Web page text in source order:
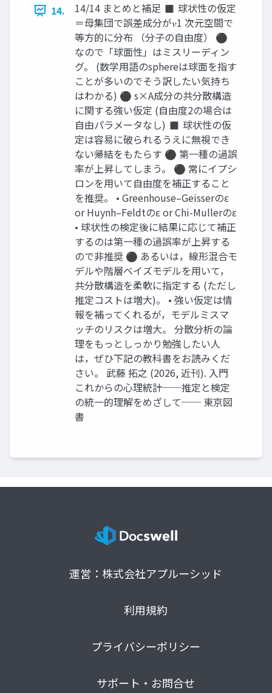
14.
14/14 まとめと補足 ◼ 球状性の仮定
＝母集団で誤差成分が𝜈1 次元空間で
等方的に分布 （分子の自由度） ⚫
なので「球面性」はミスリーディン
グ。 (数学用語のsphereは球面を指す
ことが多いのでそう訳したい気持ち
はわかる) ⚫ s×A成分の共分散構造
に関する強い仮定 (自由度2の場合は
自由パラメータなし) ◼ 球状性の仮
定は容易に破られるうえに無視でき
ない帰結をもたらす ⚫ 第一種の過誤
率が上昇してしまう。 ⚫ 常にイプシ
ロンを用いて自由度を補正すること
を推奨。 • Greenhouse–Geisserのε
or Huynh–Feldtのε or Chi-Mullerのε
• 球状性の検定後に結果に応じて補正
するのは第一種の過誤率が上昇する
ので非推奨 ⚫ あるいは，線形混合モ
デルや階層ベイズモデルを用いて，
共分散構造を柔軟に指定する (ただし
推定コストは増大)。 • 強い仮定は情
報を補ってくれるが，モデルミスマ
ッチのリスクは増大。 分散分析の論
理をもっとしっかり勉強したい人
は，ぜひ下記の教科書をお読みくだ
さい。 武藤 拓之 (2026, 近刊). 入門
これからの心理統計──推定と検定
の統一的理解をめざして── 東京図
書
運営：株式会社アプルーシッド
利用規約
プライバシーポリシー
サポート・お問合せ